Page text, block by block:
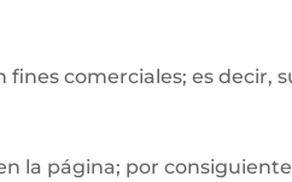
comerciales; es decir,
la página; por